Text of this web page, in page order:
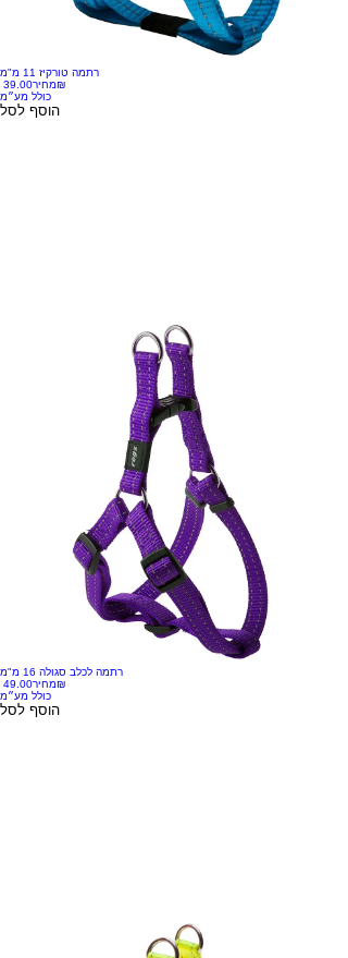
רתמה טורקיז 11 מ"מ
מחיר‏39.00 ‏₪
כולל מע״מ
הוסף לסל
רתמה לכלב סגולה 16 מ"מ
מחיר‏49.00 ‏₪
כולל מע״מ
הוסף לסל